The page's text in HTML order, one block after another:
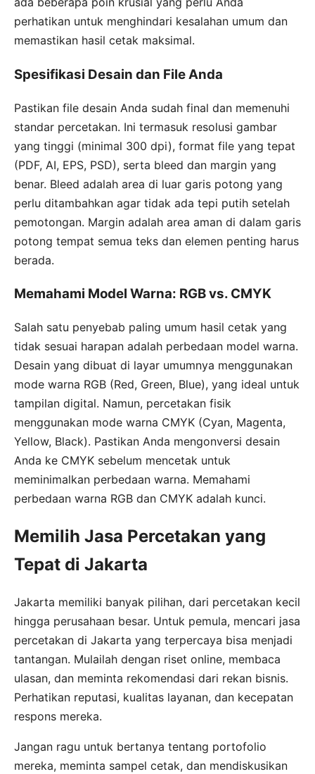
perhatikan untuk menghindari kesalahan umum dan
memastikan hasil cetak maksimal.
Spesifikasi Desain dan File Anda
Pastikan file desain Anda sudah final dan memenuhi
standar percetakan. Ini termasuk resolusi gambar
yang tinggi (minimal 300 dpi), format file yang tepat
(PDF, AI, EPS, PSD), serta bleed dan margin yang
benar. Bleed adalah area di luar garis potong yang
perlu ditambahkan agar tidak ada tepi putih setelah
pemotongan. Margin adalah area aman di dalam garis
potong tempat semua teks dan elemen penting harus
berada.
Memahami Model Warna: RGB vs. CMYK
Salah satu penyebab paling umum hasil cetak yang
tidak sesuai harapan adalah perbedaan model warna.
Desain yang dibuat di layar umumnya menggunakan
mode warna RGB (Red, Green, Blue), yang ideal untuk
tampilan digital. Namun, percetakan fisik
menggunakan mode warna CMYK (Cyan, Magenta,
Yellow, Black). Pastikan Anda mengonversi desain
Anda ke CMYK sebelum mencetak untuk
meminimalkan perbedaan warna. Memahami
perbedaan warna RGB dan CMYK adalah kunci.
Memilih Jasa Percetakan yang
Tepat di Jakarta
Jakarta memiliki banyak pilihan, dari percetakan kecil
hingga perusahaan besar. Untuk pemula, mencari jasa
percetakan di Jakarta yang terpercaya bisa menjadi
tantangan. Mulailah dengan riset online, membaca
ulasan, dan meminta rekomendasi dari rekan bisnis.
Perhatikan reputasi, kualitas layanan, dan kecepatan
respons mereka.
Jangan ragu untuk bertanya tentang portofolio
mereka, meminta sampel cetak, dan mendiskusikan